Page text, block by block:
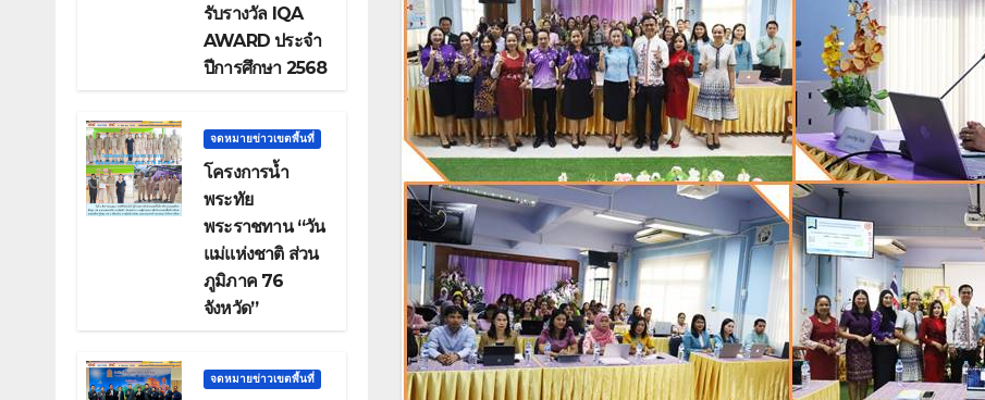
รับรางวัล IQA
AWARD ประจำ
ปีการศึกษา 2568
จดหมายข่าวเขตพื้นที่
โครงการน้ำ
พระทัย
พระราชทาน “วัน
แม่แห่งชาติ ส่วน
ภูมิภาค 76
จังหวัด”
จดหมายข่าวเขตพื้นที่